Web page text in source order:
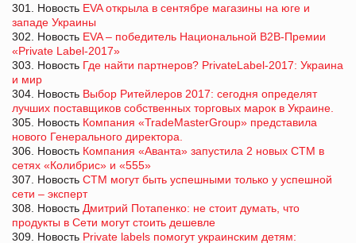
301. Новость EVA открыла в сентябре магазины на юге и
западе Украины
302. Новость EVA – победитель Национальной В2В-Премии
«Private Label-2017»
303. Новость Где найти партнеров? PrivateLabel-2017: Украина
и мир
304. Новость Выбор Ритейлеров 2017: сегодня определят
лучших поставщиков собственных торговых марок в Украине.
305. Новость Компания «TradeMasterGroup» представила
нового Генерального директора.
306. Новость Компания «Аванта» запустила 2 новых СТМ в
сетях «Колибрис» и «555»
307. Новость СТМ могут быть успешными только у успешной
сети – эксперт
308. Новость Дмитрий Потапенко: не стоит думать, что
продукты в Сети могут стоить дешевле
309. Новость Private labels помогут украинским детям: